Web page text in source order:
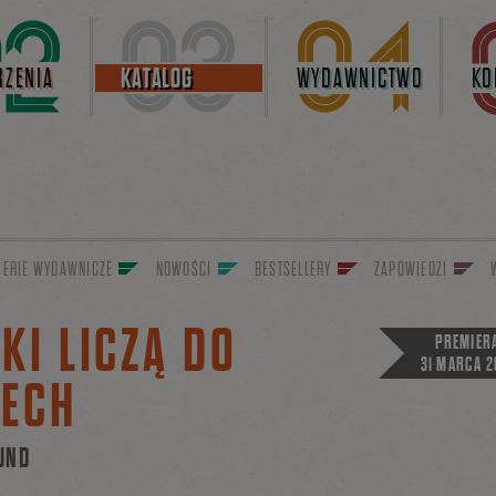
KATALOG WYDAWNICTWO
WYDAWNICZE NOWOŚCI BESTSELLERY ZAPOWIEDZI
LICZĄ DO
31 MARCA